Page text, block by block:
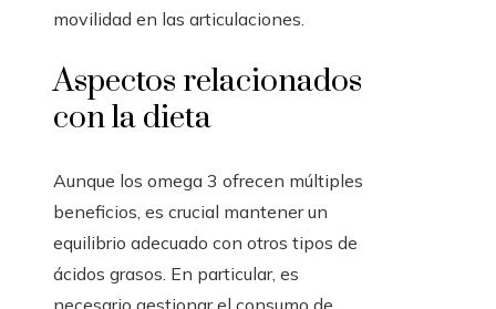
movilidad en las articulaciones.
Aspectos relacionados
con la dieta
Aunque los omega 3 ofrecen múltiples
beneficios, es crucial mantener un
equilibrio adecuado con otros tipos de
ácidos grasos. En particular, es